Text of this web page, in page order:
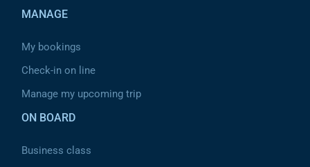
MANAGE
My bookings
Check-in on line
Manage my upcoming trip
ON BOARD
Business class